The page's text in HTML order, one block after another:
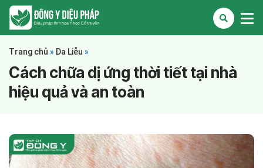
Trang chủ » Da Liễu »
Cách chữa dị ứng thời tiết tại nhà
hiệu quả và an toàn